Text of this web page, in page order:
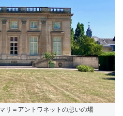
リ＝アントワネットの憩いの場